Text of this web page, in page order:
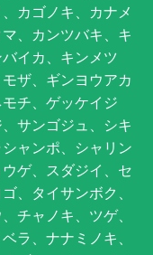
カゴノキ、カナメ
、カンツバキ、キ
イカ、キンメツ
ザ、ギンヨウアカ
チ、ゲッケイジ
サンゴジュ、シキ
ャンポ、シャリン
ゲ、スダジイ、セ
、タイサンボク、
チャノキ、ツゲ、
ラ、ナナミノキ、